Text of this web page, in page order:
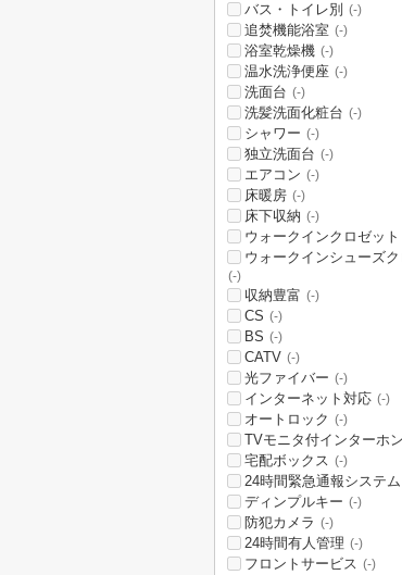
バス・トイレ別 (-)
追焚機能浴室 (-)
浴室乾燥機 (-)
温水洗浄便座 (-)
洗面台 (-)
洗髪洗面化粧台 (-)
シャワー (-)
独立洗面台 (-)
エアコン (-)
床暖房 (-)
床下収納 (-)
ウォークインクロゼット
ウォークインシューズク
(-)
収納豊富 (-)
CS (-)
BS (-)
CATV (-)
光ファイバー (-)
インターネット対応 (-)
オートロック (-)
TVモニタ付インターホン
宅配ボックス (-)
24時間緊急通報システム
ディンプルキー (-)
防犯カメラ (-)
24時間有人管理 (-)
フロントサービス (-)